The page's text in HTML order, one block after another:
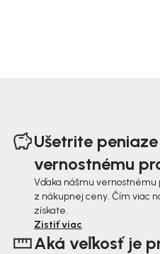
Ušetrite
vernostnému
Vďaka nášmu vernostnému
z nákupnej ceny. Čím viac
získate.
Zistiť viac
Aká veľkosť je